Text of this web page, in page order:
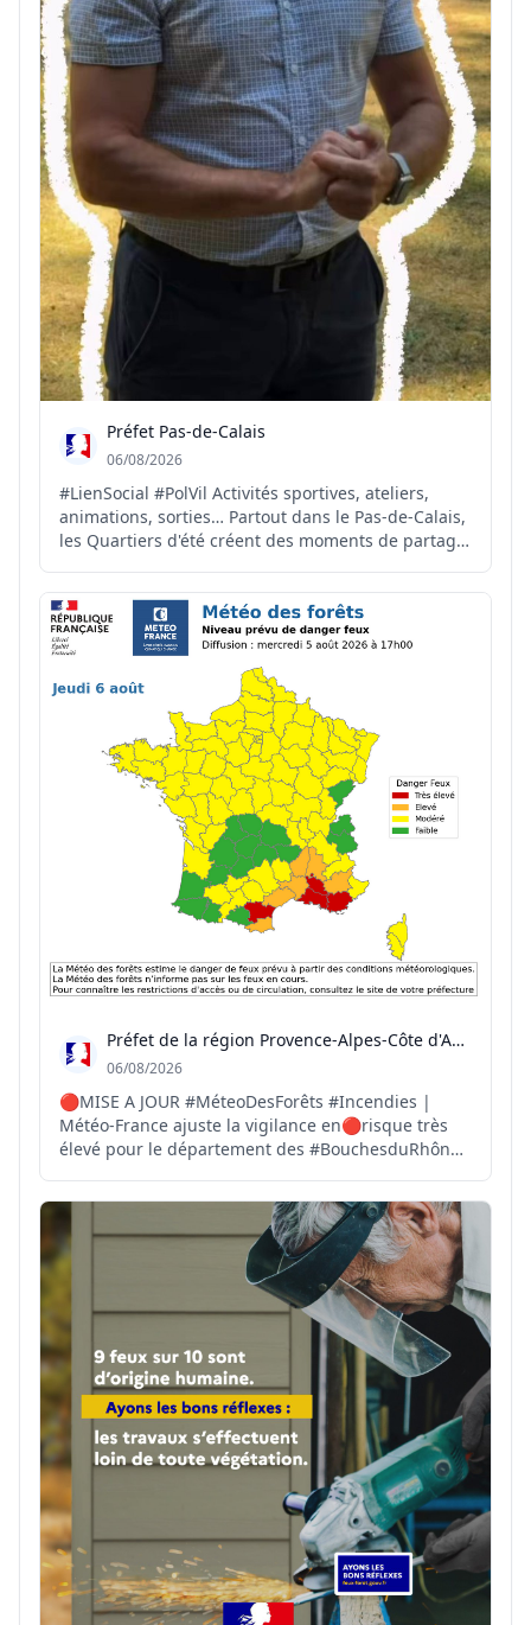
Préfet Pas-de-Calais
06/08/2026
#LienSocial #PolVil Activités sportives, ateliers,
animations, sorties… Partout dans le Pas-de-Calais,
les Quartiers d'été créent des moments de partage
et retour en images sur ces initiatives soutenues
par l'État dans le cadre de la Politique...
Préfet de la région Provence-Alpes-Côte d'Azur
06/08/2026
🔴MISE A JOUR #MéteoDesForêts #Incendies |
Météo-France ajuste la vigilance en🔴risque très
élevé pour le département des #BouchesduRhône.
#BouchesduRhône sont fermés. 🚫l'accès, la
présence, la circulation et les travaux y sont
interdits. 🆘 En cas de départ d...